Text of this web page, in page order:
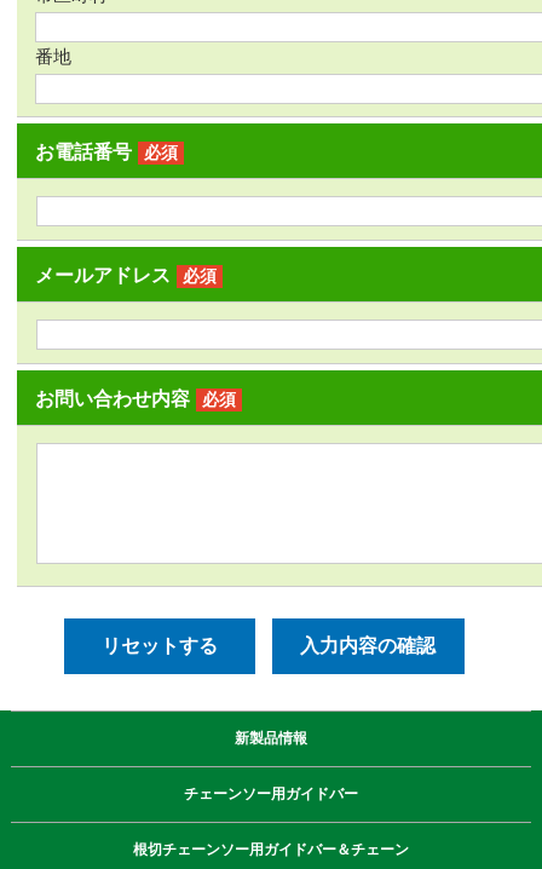
番地
お電話番号 必須
メールアドレス 必須
お問い合わせ内容 必須
新製品情報
チェーンソー用ガイドバー
根切チェーンソー用ガイドバー＆チェーン